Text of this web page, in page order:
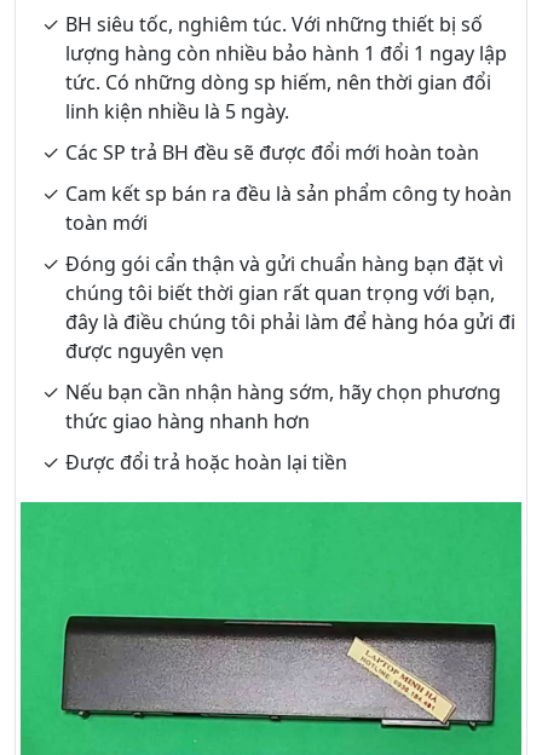
BH siêu tốc, nghiêm túc. Với những thiết bị số
lượng hàng còn nhiều bảo hành 1 đổi 1 ngay lập
tức. Có những dòng sp hiếm, nên thời gian đổi
linh kiện nhiều là 5 ngày.
Các SP trả BH đều sẽ được đổi mới hoàn toàn
Cam kết sp bán ra đều là sản phẩm công ty hoàn
toàn mới
Đóng gói cẩn thận và gửi chuẩn hàng bạn đặt vì
chúng tôi biết thời gian rất quan trọng với bạn,
đây là điều chúng tôi phải làm để hàng hóa gửi đi
được nguyên vẹn
Nếu bạn cần nhận hàng sớm, hãy chọn phương
thức giao hàng nhanh hơn
Được đổi trả hoặc hoàn lại tiền